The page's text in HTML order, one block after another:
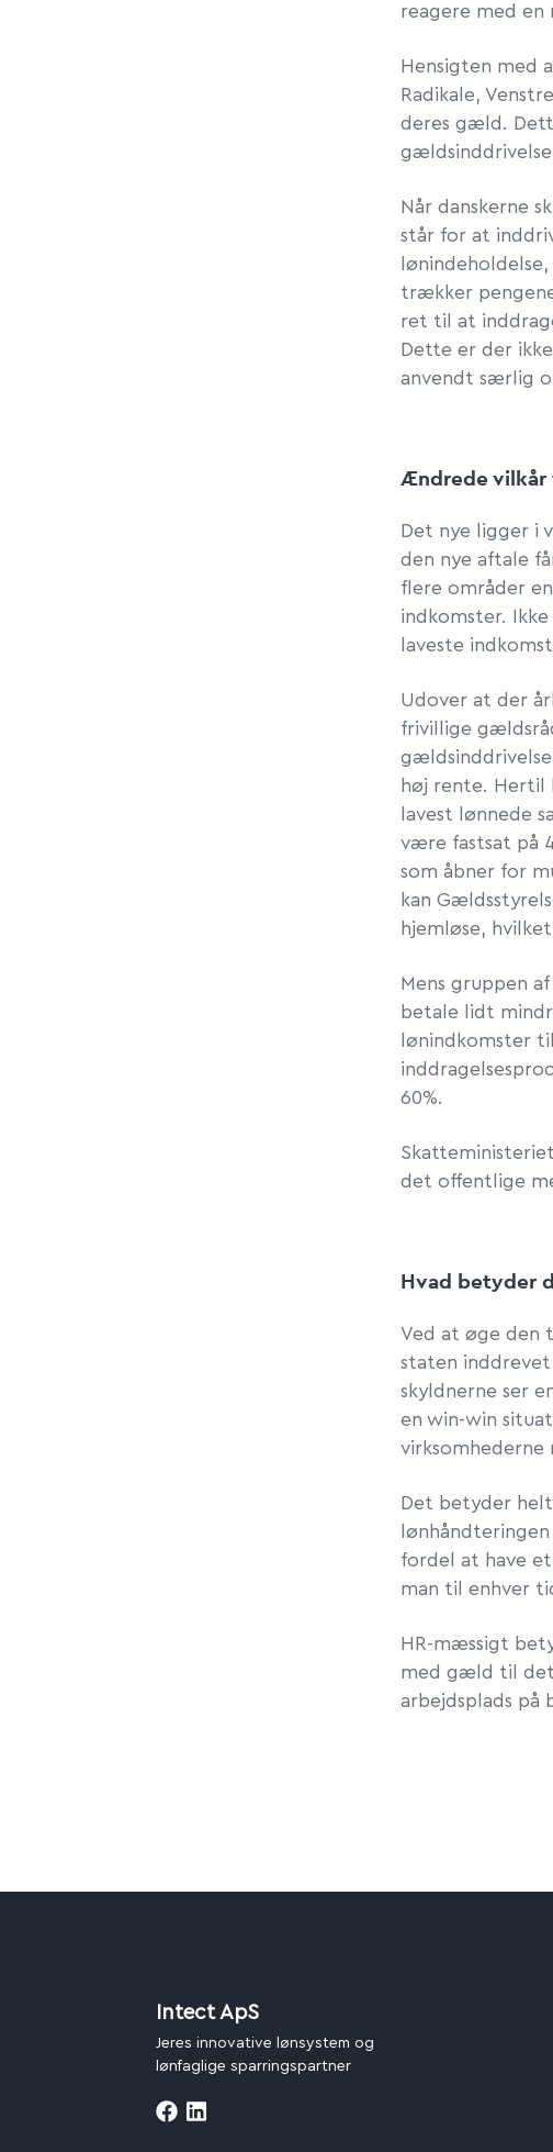
reagere med
Hensigten med
Radikale,
deres gæld.
Når danskerne
står for at
trækker
ret til at
Dette er der
anvendt særlig
Ændrede
Det nye ligger i
den nye aftale
flere områder
indkomster.
laveste
Udover at der
frivillige
høj rente. Hertil
lavest lønnede
være fastsat på
som åbner for
kan
hjemløse,
Mens gruppen
betale lidt
lønindkomster
60%.
det offentlige
Hvad betyder
Ved at øge den
staten
skyldnerne ser
en win-win
Det betyder
fordel at have
man til enhver
HR-mæssigt
med gæld til
arbejdsplads på
Intect ApS
Jeres innovative lønsystem og
lønfaglige sparringspartner